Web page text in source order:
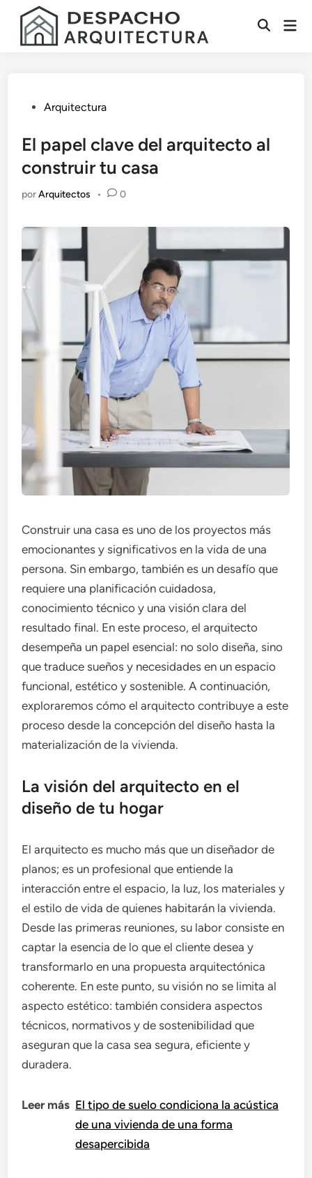
contenido
Abrir
Publicado
Arquitectura
El papel clave del arquitecto al
construir tu casa
porArquitectos • 0
Construir una casa es uno de los proyectos más
emocionantes y significativos en la vida de una
persona. Sin embargo, también es un desafío que
requiere una planificación cuidadosa,
conocimiento técnico y una visión clara del
resultado final. En este proceso, el arquitecto
desempeña un papel esencial: no solo diseña, sino
que traduce sueños y necesidades en un espacio
funcional, estético y sostenible. A continuación,
exploraremos cómo el arquitecto contribuye a este
proceso desde la concepción del diseño hasta la
materialización de la vivienda.
La visión del arquitecto en el
diseño de tu hogar
El arquitecto es mucho más que un diseñador de
planos; es un profesional que entiende la
interacción entre el espacio, la luz, los materiales y
el estilo de vida de quienes habitarán la vivienda.
Desde las primeras reuniones, su labor consiste en
captar la esencia de lo que el cliente desea y
transformarlo en una propuesta arquitectónica
coherente. En este punto, su visión no se limita al
aspecto estético: también considera aspectos
técnicos, normativos y de sostenibilidad que
aseguran que la casa sea segura, eficiente y
duradera.
Leer más El tipo de suelo condiciona la acústica
de una vivienda de una forma
desapercibida